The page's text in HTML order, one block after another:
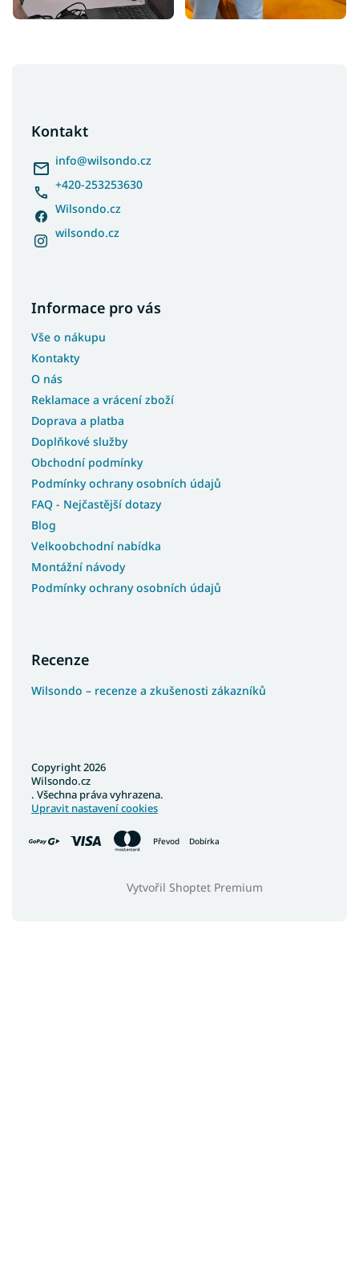
Kontakt
info@wilsondo.cz
+420-253253630
Wilsondo.cz
wilsondo.cz
Informace pro vás
Vše o nákupu
Kontakty
O nás
Reklamace a vrácení zboží
Doprava a platba
Doplňkové služby
Obchodní podmínky
Podmínky ochrany osobních údajů
FAQ - Nejčastější dotazy
Blog
Velkoobchodní nabídka
Montážní návody
Podmínky ochrany osobních údajů
Recenze
Wilsondo – recenze a zkušenosti zákazníků
Převod Dobírka
Vytvořil Shoptet Premium
Copyright 2026
Wilsondo.cz
. Všechna práva vyhrazena.
Upravit nastavení cookies